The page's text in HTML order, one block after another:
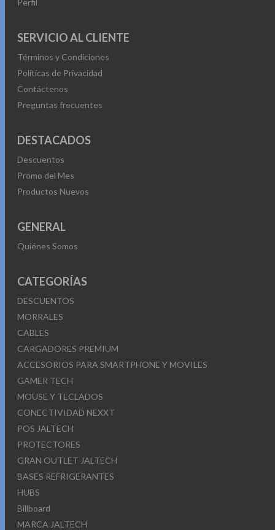
Perfil
SERVICIO AL CLIENTE
Términos y Condiciones
Políticas de Privacidad
Contáctenos
Preguntas frecuentes
DESTACADOS
Descuentos
Promo del Mes
Productos Nuevos
GENERAL
Quiénes Somos
CATEGORÍAS
DESCUENTOS
MORRALES
CABLES
CARGADORES PREMIUM
ACCESORIOS PARA SMARTPHONE Y MOVILES
GAMER TECH
MOUSE Y TECLADOS
CONECTIVIDAD NEXXT
POS JALTECH
PROTECTORES
GRAN OUTLET JALTECH
BASES REFRIGERANTES
HUBS
Billboard
MARCA JALTECH